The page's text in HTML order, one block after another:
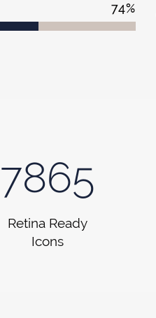
74%
7865
Retina Ready
Icons